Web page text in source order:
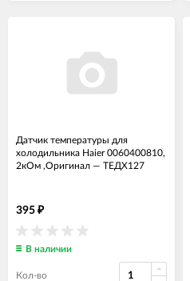
Датчик температуры для
холодильника Haier 0060400810,
2кОм ,Оригинал — ТЕДХ127
395 ₽
В наличии
Кол-во